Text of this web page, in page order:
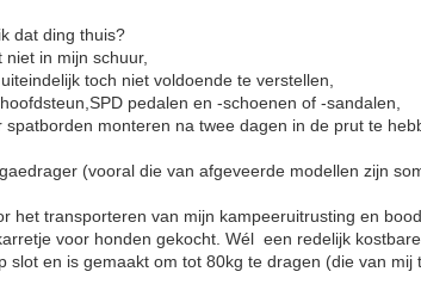
dat ding thuis?
niet in mijn schuur,
toch niet voldoende te verstellen,
pedalen en -schoenen of -sandalen,
spatborden monteren na twee dagen in de prut te
(vooral die van afgeveerde modellen zijn
het transporteren van mijn kampeeruitrusting en
voor honden gekocht. Wél een redelijk
slot en is gemaakt om tot 80kg te dragen (die van